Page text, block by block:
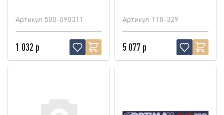
Артикул 500-090311
1 032 р
Артикул 118-329
5 077 р